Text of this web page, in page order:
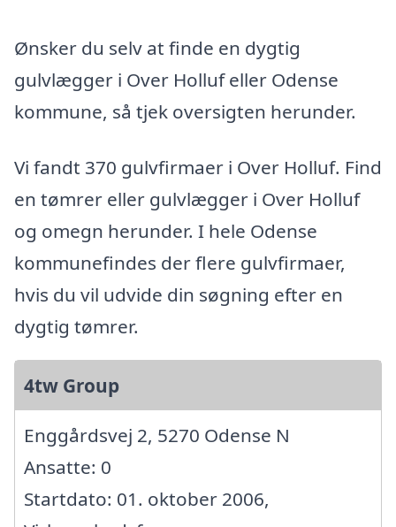
Ønsker du selv at finde en dygtig
gulvlægger i Over Holluf eller Odense
kommune, så tjek oversigten herunder.
Vi fandt 370 gulvfirmaer i Over Holluf. Find
en tømrer eller gulvlægger i Over Holluf
og omegn herunder. I hele Odense
kommunefindes der flere gulvfirmaer,
hvis du vil udvide din søgning efter en
dygtig tømrer.
4tw Group
Enggårdsvej 2, 5270 Odense N
Ansatte: 0
Startdato: 01. oktober 2006,